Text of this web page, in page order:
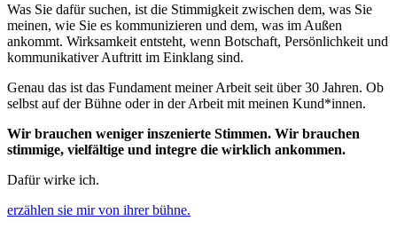
Was Sie dafür suchen, ist die Stimmigkeit zwischen dem, was Sie
meinen, wie Sie es kommunizieren und dem, was im Außen
ankommt. Wirksamkeit entsteht, wenn Botschaft, Persönlichkeit und
kommunikativer Auftritt im Einklang sind.
Genau das ist das Fundament meiner Arbeit seit über 30 Jahren. Ob
selbst auf der Bühne oder in der Arbeit mit meinen Kund*innen.
Wir brauchen weniger inszenierte Stimmen. Wir brauchen
stimmige, vielfältige und integre die wirklich ankommen.
Dafür wirke ich.
erzählen sie mir von ihrer bühne.